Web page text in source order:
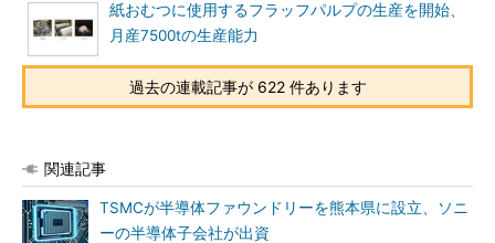
紙おむつに使用するフラッフパルプの生産を開始、
月産7500tの生産能力
過去の連載記事が 622 件あります
関連記事
TSMCが半導体ファウンドリーを熊本県に設立、ソニ
ーの半導体子会社が出資